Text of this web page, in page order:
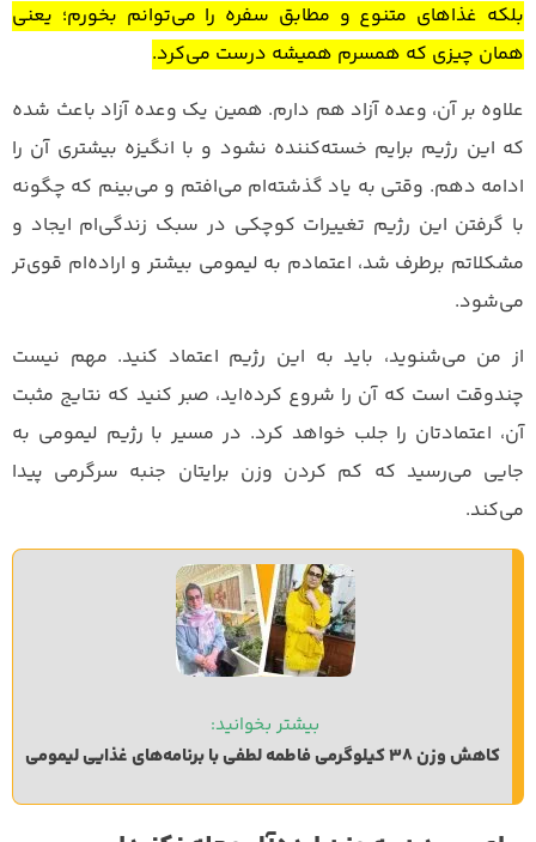
بلکه غذاهای متنوع و مطابق سفره را می‌توانم بخورم؛ یعنی
همان چیزی که همسرم همیشه درست می‌کرد.
علاوه بر آن، وعده آزاد هم دارم. همین یک وعده آزاد باعث شده
که این رژیم برایم خسته‌کننده نشود و با انگیزه بیشتری آن را
ادامه دهم. وقتی به یاد گذشته‌ام می‌افتم و می‌بینم که چگونه
با گرفتن این رژیم تغییرات کوچکی در سبک زندگی‌ام ایجاد و
مشکلاتم برطرف شد، اعتمادم به لیمومی بیشتر و اراده‌ام قوی‌تر
می‌شود.
از من می‌شنوید، باید به این رژیم اعتماد کنید. مهم نیست
چندوقت است که آن را شروع کرده‌اید، صبر کنید که نتایج مثبت
آن، اعتمادتان را جلب خواهد کرد. در مسیر با رژیم لیمومی به
جایی می‌رسید که کم کردن وزن برایتان جنبه سرگرمی پیدا
می‌کند.
بیشتر بخوانید:
کاهش وزن 38 کیلوگرمی فاطمه لطفی با برنامه‌های غذایی لیمومی